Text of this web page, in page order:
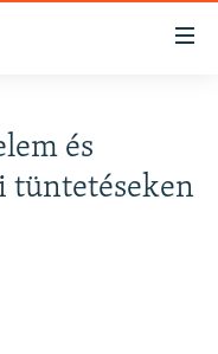
és
tüntetéseken